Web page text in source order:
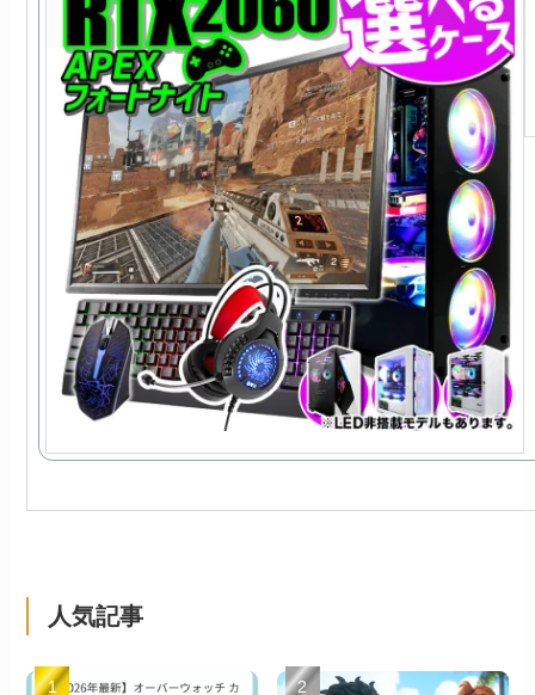
人気記事